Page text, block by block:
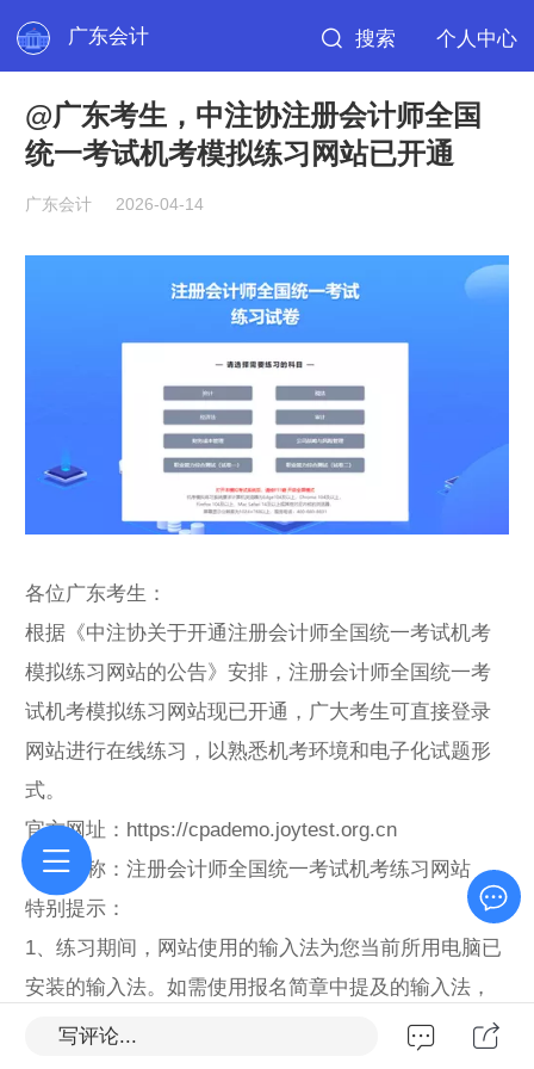
广东会计 搜索 个人中心
@广东考生，中注协注册会计师全国
统一考试机考模拟练习网站已开通
广东会计 2026-04-14
各位广东考生：
根据《中注协关于开通注册会计师全国统一考试机考
模拟练习网站的公告》安排，注册会计师全国统一考
试机考模拟练习网站现已开通，广大考生可直接登录
网站进行在线练习，以熟悉机考环境和电子化试题形
式。
官方网址：https://cpademo.joytest.org.cn
网站名称：注册会计师全国统一考试机考练习网站
特别提示：
1、练习期间，网站使用的输入法为您当前所用电脑已
安装的输入法。如需使用报名简章中提及的输入法，
请根据实际需要自行安装使用。考试时，考生仅可选
写评论...